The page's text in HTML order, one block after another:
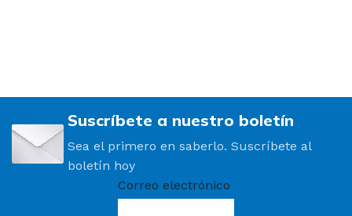
Suscríbete a nuestro boletín
Sea el primero en saberlo. Suscríbete al
boletín hoy
Correo electrónico